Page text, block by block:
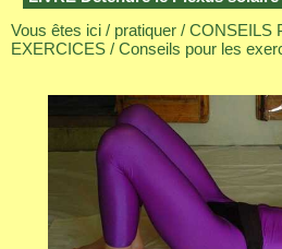
Vous êtes ici / pratiquer / CONSEILS
EXERCICES / Conseils pour les